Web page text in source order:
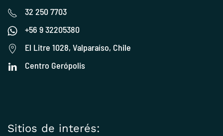
32 250 7703
+56 9 32205380
El Litre 1028, Valparaíso, Chile
Centro Gerópolis
Sitios de interés: